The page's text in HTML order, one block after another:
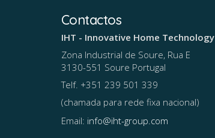
Contactos
IHT - Innovative Home Technology
Zona Industrial de Soure, Rua E
3130-551 Soure Portugal
Telf. +351 239 501 339
(chamada para rede fixa nacional)
Email: info@iht-group.com